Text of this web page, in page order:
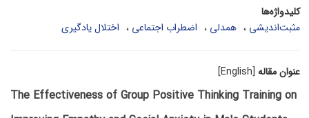
کلیدواژه‌ها
مثبت‌اندیشی
همدلی اضطراب اجتماعی اختلال یادگیری
عنوان مقاله [English]
The Effectiveness of Group Positive Thinking Training on